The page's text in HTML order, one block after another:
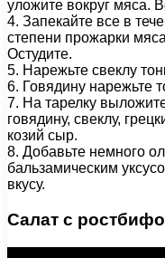
уложите вокруг мяса.
4. Запекайте все в
степени прожарки
Остудите.
5. Нарежьте свеклу
6. Говядину нарежьте
7. На тарелку
говядину, свеклу,
козий сыр.
8. Добавьте немного
бальзамическим
вкусу.
Салат с